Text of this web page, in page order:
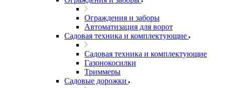
Ограждения и заборы
Автоматизация для ворот
Садовая техника и комплектующие
Садовая техника и комплектующие
Газонокосилки
Триммеры
Садовые дорожки